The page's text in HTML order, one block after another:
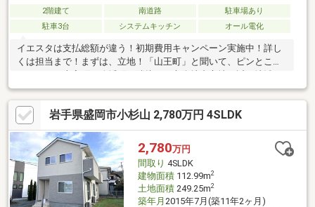
2階建て 南道路
駐車場あり
駐車3台
システムキッチン オール電化
イエスタは支払総額が違う！初期費用キャンペーン実施中！詳し
くは担当まで！まずは、立地！「山王町」と聞いて、ピンとこな
す！市街地に近い「山王町」の敷地面積６１坪超！築年数１５年
のコンパクトな３ＬＤＫ！少人数のご家族にオススメの物件で
す！安心・安全、経済的なオール電化物件！ご希望に合わせてご
案内可能です！是非、お問い合わせを！
岩手県盛岡市小杉山 2,780万円 4SLDK
2,780万円
間取り 4SLDK
建物面積112.99m2
土地面積249.25m2
築年月 2015年7月(築11年2ヶ月)